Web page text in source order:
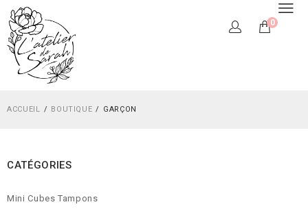
0
ACCUEIL BOUTIQUE GARÇON
CATÉGORIES
Mini Cubes Tampons